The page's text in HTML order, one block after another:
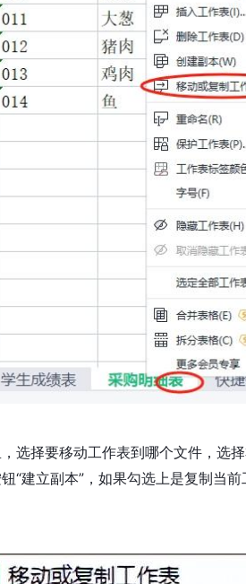
选择要移动工作表到哪个文件，选
“建立副本”，如果勾选上是复制当